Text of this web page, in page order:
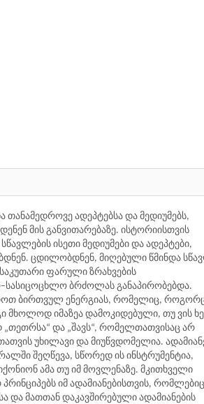
ადეპტებსა და მედიუმებს,
მის განვითარებაზე. ისტორიისთვის
ისეთი მედიუმები და ადეპტები,
ცდილობდნენ, მიღებული წმინდა
ფარული ზრახვების
ბრძოლას განაპირობებდა.
ბირთვულ ენერგიას, რომელიც,
მხოლოდ იმაზეა დამოკიდებული, თუ ვის
და „შავს“, რომელთათვისაც არ
უხილავი და მიუწვდომელია.
შეღწევა, სწორედ ის ინსტრუმენტია,
ამა თუ იმ მოვლენაზე. მკითხველი
იმ ადამიანებისთვის,
და მათთან დაკავშირებული ადამიანების